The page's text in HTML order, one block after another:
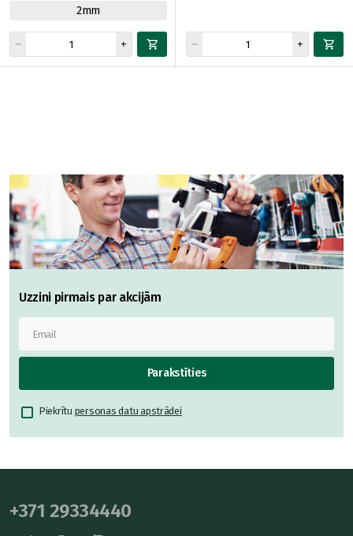
2mm
Uzzini pirmais par akcijām
Parakstīties
Piekrītu personas datu apstrādei
+371 29334440